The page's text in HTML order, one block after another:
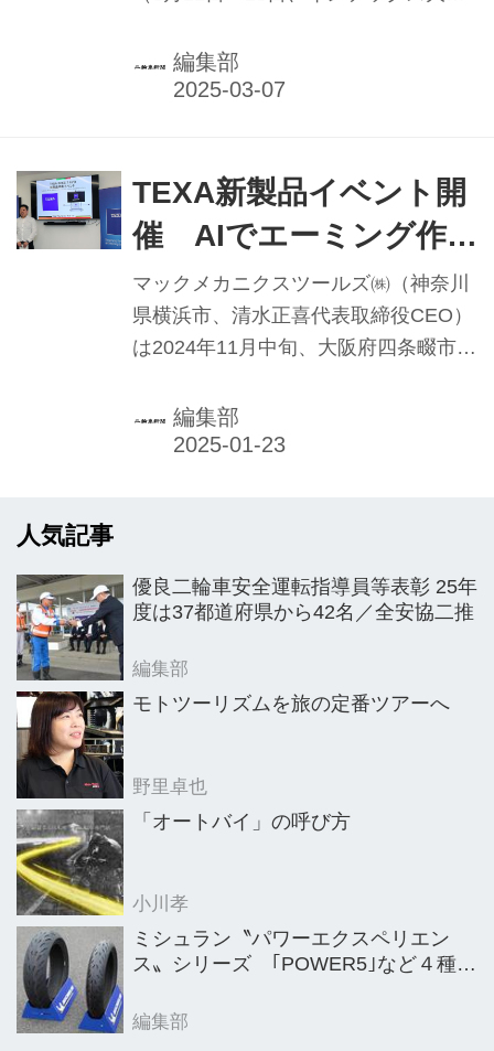
「第52回東京モーターサイクルショ
ー」（3月28日〜30日、東京ビッグサ
協／倉石誠司会長）が、報道関係者向
け説明会（プレスカンファレンス）を
東京都内で開いた。今回から両ショー
共通テーマをメインテーマとして設
定、「いいね、バイク」を掲げた。国
内外の最新バイク＆人気モデルやバイ
介されるほか、バイク関係の専門学校
や団体、行政の取り組み紹介、バイク
編集部
TEXA新製品イベント開
催 AIでエーミング作業
を効率化 MACTOOLS
マックメカニクスツールズ㈱（神奈川
県横浜市、清水正喜代表取締役CEO）
は2024年11月中旬、大阪府四条畷市に
で、車両診断機メーカー・TEXA社の
新製品キックオフイベントを開催。イ
応した機器を日本に導入することも公
表された。
編集部
人気記事
優良二輪車安全運転指導員等表彰 25年
度は37都道府県から42名／全安協二推
編集部
モトツーリズムを旅の定番ツアーへ
野里卓也
「オートバイ」の呼び方
小川孝
ミシュラン〝パワーエクスペリエン
ス〟シリーズ ｢POWER5｣など４種を
編集部